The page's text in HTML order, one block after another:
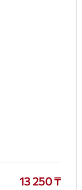
13 250 ₸